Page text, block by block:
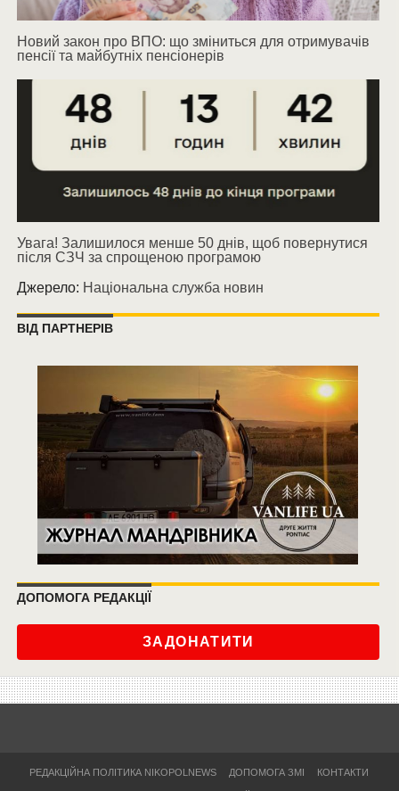
Новий закон про ВПО: що зміниться для отримувачів
пенсії та майбутніх пенсіонерів
Увага! Залишилося менше 50 днів, щоб повернутися
після СЗЧ за спрощеною програмою
Джерело: Національна служба новин
ВІД ПАРТНЕРІВ
ДОПОМОГА РЕДАКЦІЇ
ЗАДОНАТИТИ
РЕДАКЦІЙНА ПОЛІТИКА NIKOPOLNEWS ДОПОМОГА ЗМІ КОНТАКТИ